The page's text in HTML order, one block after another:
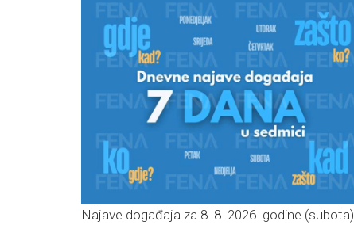
Najave događaja za 8. 8. 2026. godine (subota)